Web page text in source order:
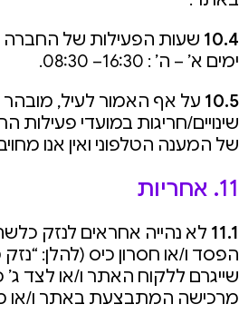
10.4 שעות הפעילות של החברה
ימים א’ – ה’ : 16:30– 08:30.
10.5 על אף האמור לעיל, מובהר
שינויים/חריגות במועדי פעילות
של המענה הטלפוני ואין אנו
11. אחריות
11.1 לא נהייה אחראים לנזק
הפסד ו/או חסרון כיס (להלן:
שייגרם ללקוח האתר ו/או לצד
מרכישה המתבצעת באתר ו/או